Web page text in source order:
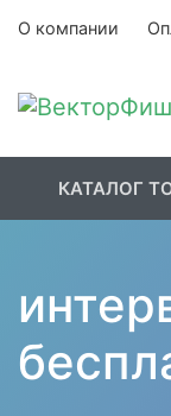
О компании
КАТАЛОГ